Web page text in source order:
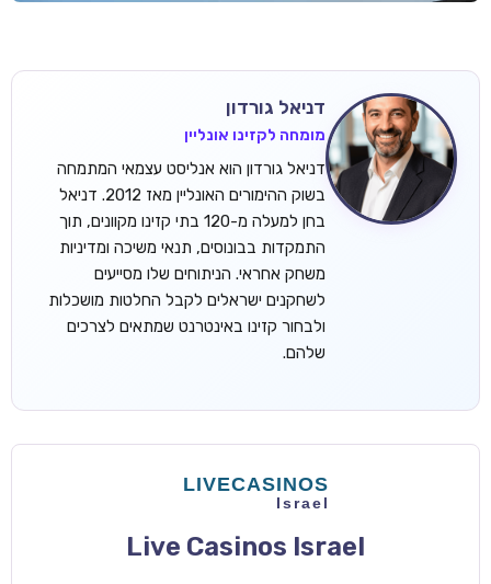
דניאל גורדון
מומחה לקזינו אונליין
דניאל גורדון הוא אנליסט עצמאי המתמחה
בשוק ההימורים האונליין מאז 2012. דניאל
בחן למעלה מ-120 בתי קזינו מקוונים, תוך
התמקדות בבונוסים, תנאי משיכה ומדיניות
משחק אחראי. הניתוחים שלו מסייעים
לשחקנים ישראלים לקבל החלטות מושכלות
ולבחור קזינו באינטרנט שמתאים לצרכים
שלהם.
Live Casinos Israel